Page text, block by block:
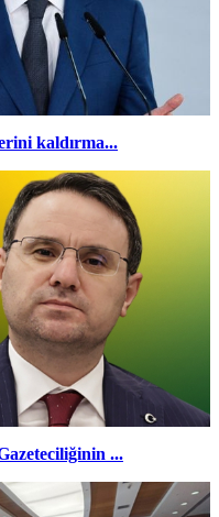
kaldırma...
...